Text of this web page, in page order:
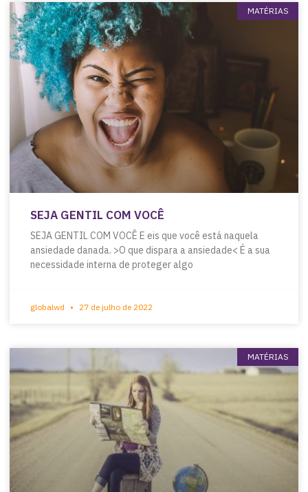
MATÉRIAS
SEJA GENTIL COM VOCÊ
SEJA GENTIL COM VOCÊ E eis que você está naquela
ansiedade danada. >O que dispara a ansiedade< É a sua
necessidade interna de proteger algo
globalwd 27 de julho de 2022
MATÉRIAS